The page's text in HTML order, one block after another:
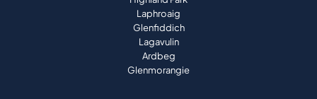
Laphroaig
Glenfiddich
Lagavulin
Ardbeg
Glenmorangie